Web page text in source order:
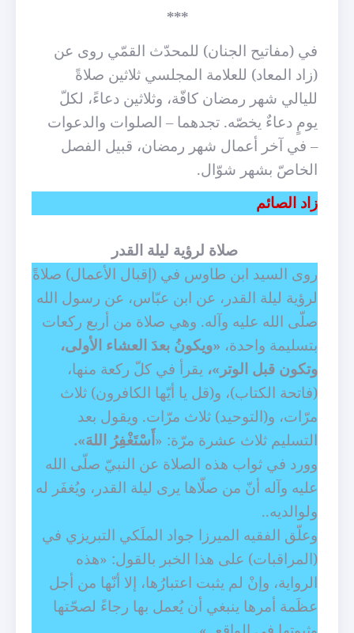
***
في (مفاتيح الجنان) للمحدّث القمّي روى عن
(زاد المعاد) للعلامة المجلسي ثلاثين صلاةً
لليالي شهر رمضان كافّة، وثلاثين دعاءً، لكلّ
يومٍ دعاءٌ يخصّه. تجدهما – الصلوات والدعوات
– في آخر أعمال شهر رمضان، قبيل الفصل
الخاصّ بشهر شوّال.
زاد الصائم
صلاة لرؤية ليلة القدر
روى السيد ابن طاوس في (إقبال الأعمال) صلاةً
لرؤية ليلة القدر، عن ابن عبّاس، عن رسول الله
صلّى الله عليه وآله. وهي صلاة من أربع ركعات
بتسليمة واحدة، «ويكونُ بعدَ العشاء الأولى،
وتكون قبل الوتر»، يقرأ في كلّ ركعة منها،
(فاتحة الكتاب)، و(قل يا أيّها الكافرون) ثلاث
مرّات، و(التوحيد) ثلاث مرّات. ويقول بعد
التسليم ثلاث عشرة مرّة: «أَسْتَغْفِرُ اللهَ».
وورد في ثواب هذه الصلاة عن النبيّ صلّى الله
عليه وآله أنّ من صلّاها يرى ليلة القدر، ويُغفَر له
ولوالديه..
وعلّق الفقيه الميرزا جواد الملَكي التبريزي في
(المراقبات) على هذا الخبر بالقول: «هذه
الرواية، وإنْ لم يثبت اعتبارُها، إلا أنّها من أجل
عظَمة أمرها ينبغي أن يُعمل بها رجاءً لصحّتها